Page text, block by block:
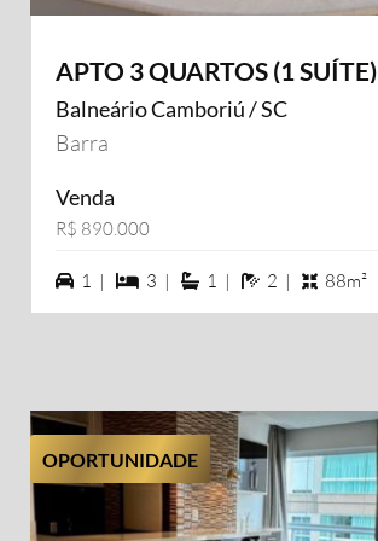
APTO 3 QUARTOS (1 SUÍTE)
Balneário Camboriú / SC
Barra
Venda
R$ 890.000
1 vagas na garagem
1 | 3 dormiórios
3 | 1 suítes
1 | 2 banheiros
2 | 88m²
OPORTUNIDADE